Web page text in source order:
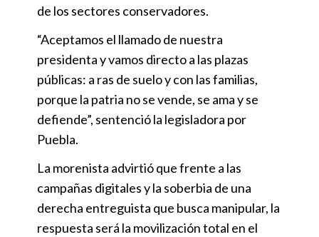
de los sectores conservadores.
“Aceptamos el llamado de nuestra
presidenta y vamos directo a las plazas
públicas: a ras de suelo y con las familias,
porque la patria no se vende, se ama y se
defiende”, sentenció la legisladora por
Puebla.
La morenista advirtió que frente a las
campañas digitales y la soberbia de una
derecha entreguista que busca manipular, la
respuesta será la movilización total en el